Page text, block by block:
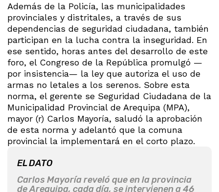
Además de la Policía, las municipalidades
provinciales y distritales, a través de sus
dependencias de seguridad ciudadana, también
participan en la lucha contra la inseguridad. En
ese sentido, horas antes del desarrollo de este
foro, el Congreso de la República promulgó —
por insistencia— la ley que autoriza el uso de
armas no letales a los serenos. Sobre esta
norma, el gerente se Seguridad Ciudadana de la
Municipalidad Provincial de Arequipa (MPA),
mayor (r) Carlos Mayoría, saludó la aprobación
de esta norma y adelantó que la comuna
provincial la implementará en el corto plazo.
EL DATO
Carlos Mayoría reveló que en la provincia
de Arequipa, cada día, se intervienen a 46